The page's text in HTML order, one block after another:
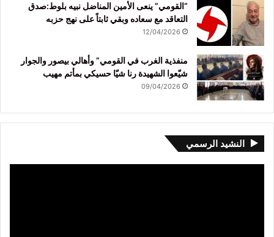
“القومي” ينعى الأمين المناضل نبيه بلوط:صدق
التعاقد مع سعاده وبقي ثابتاً على نهج حزبه
12/04/2026
منفذية الغرب في القومي” وأهالي بيصور والجوار
شيّعوا الشهيدة رنا شيّا حسيكي بمأتم مهيب
09/04/2026
النشيد الرسمي